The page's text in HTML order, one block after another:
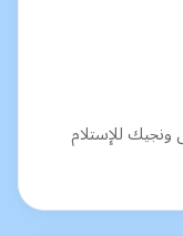
ونجيك للإستلام